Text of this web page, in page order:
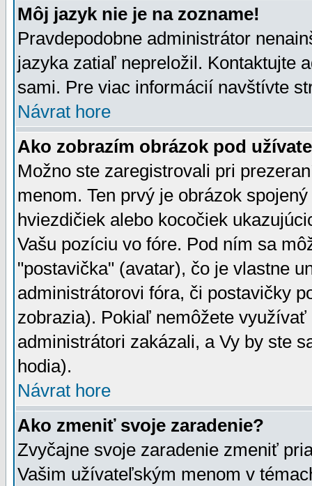
Môj jazyk nie je na zozname!
Pravdepodobne administrátor
jazyka zatiaľ nepreložil. Kontaktujte
sami. Pre viac informácií navštívte
Návrat hore
Ako zobrazím obrázok pod
Možno ste zaregistrovali pri
menom. Ten prvý je obrázok
hviezdičiek alebo kocočiek
Vašu pozíciu vo fóre. Pod ním sa
"postavička" (avatar), čo je vlastne
administrátorovi fóra, či postavičky
zobrazia). Pokiaľ nemôžete
administrátori zakázali, a Vy by ste
hodia).
Návrat hore
Ako zmeniť svoje zaradenie?
Zvyčajne svoje zaradenie zmeniť
Vašim užívateľským menom v